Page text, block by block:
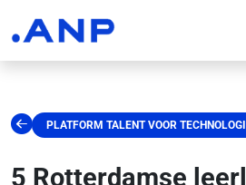
PLATFORM TALENT VOOR
5 Rotterdamse